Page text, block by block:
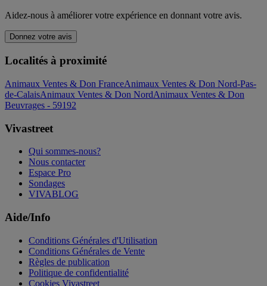
Aidez-nous à améliorer votre expérience en donnant votre avis.
Donnez votre avis
Localités à proximité
Animaux Ventes & Don FranceAnimaux Ventes & Don Nord-Pas-
de-CalaisAnimaux Ventes & Don NordAnimaux Ventes & Don
Beuvrages - 59192
Vivastreet
Qui sommes-nous?
Nous contacter
Espace Pro
Sondages
VIVABLOG
Aide/Info
Conditions Générales d'Utilisation
Conditions Générales de Vente
Règles de publication
Politique de confidentialité
Cookies Vivastreet